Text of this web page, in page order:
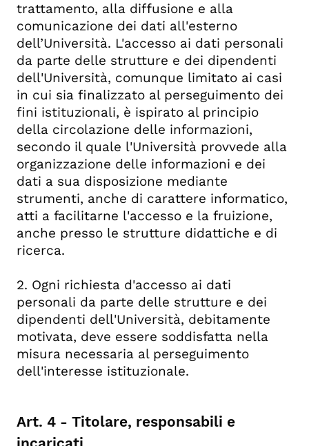
trattamento, alla diffusione e alla
comunicazione dei dati all'esterno
dell’Università. L'accesso ai dati personali
da parte delle strutture e dei dipendenti
dell'Università, comunque limitato ai casi
in cui sia finalizzato al perseguimento dei
fini istituzionali, è ispirato al principio
della circolazione delle informazioni,
secondo il quale l'Università provvede alla
organizzazione delle informazioni e dei
dati a sua disposizione mediante
strumenti, anche di carattere informatico,
atti a facilitarne l'accesso e la fruizione,
anche presso le strutture didattiche e di
ricerca.
2. Ogni richiesta d'accesso ai dati
personali da parte delle strutture e dei
dipendenti dell'Università, debitamente
motivata, deve essere soddisfatta nella
misura necessaria al perseguimento
dell'interesse istituzionale.
Art. 4 - Titolare, responsabili e